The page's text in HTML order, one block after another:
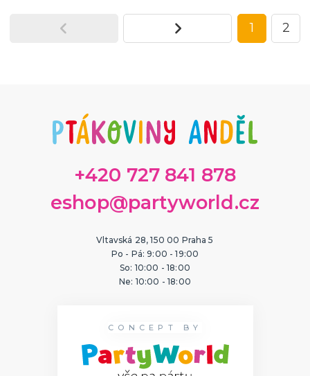
1 2
+420 727 841 878
eshop@partyworld.cz
Vltavská 28, 150 00 Praha 5
Po - Pá: 9:00 - 19:00
So: 10:00 - 18:00
Ne: 10:00 - 18:00
CONCEPT BY